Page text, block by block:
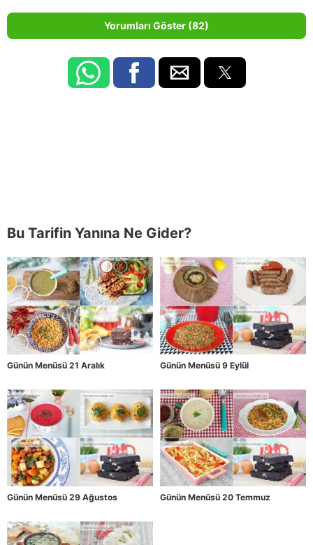
Yorumları Göster (82)
Bu Tarifin Yanına Ne Gider?
Günün Menüsü 21 Aralık Günün Menüsü 9 Eylül
Günün Menüsü 29 Ağustos Günün Menüsü 20 Temmuz